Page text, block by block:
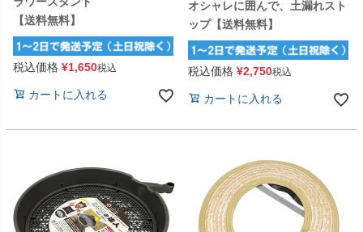
【送料無料】
税込価格 ¥1,650税込
カートに入れる
オシャレに囲んで、土漏れスト
ップ【送料無料】
税込価格 ¥2,750税込
カートに入れる